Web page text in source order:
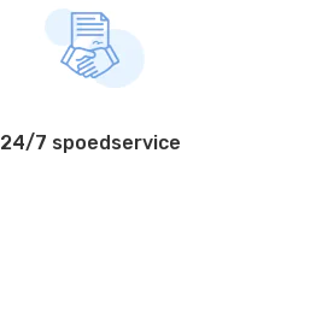
24/7 spoedservice